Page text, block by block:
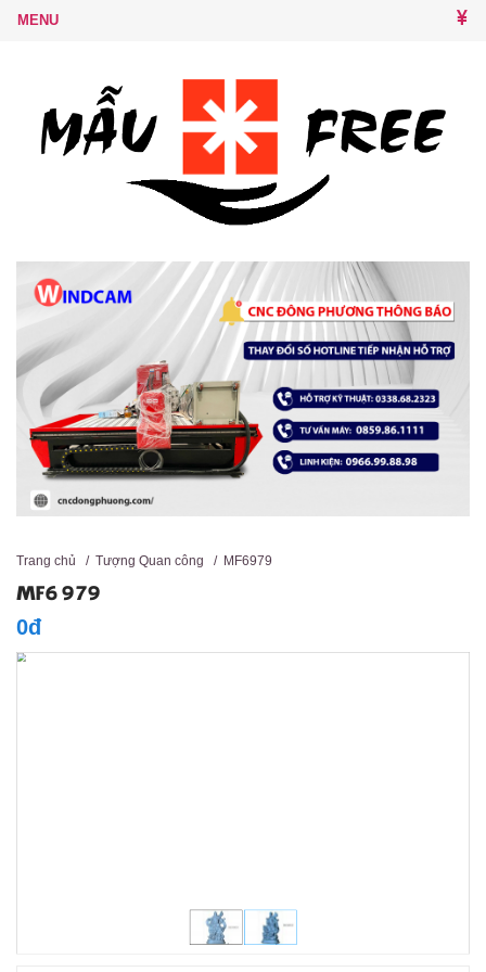
Trang chủ / Tượng Quan công / MF6979
MF6979
0đ